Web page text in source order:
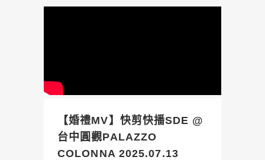
【婚禮MV】快剪快播SDE @
台中圓觀PALAZZO
COLONNA 2025.07.13